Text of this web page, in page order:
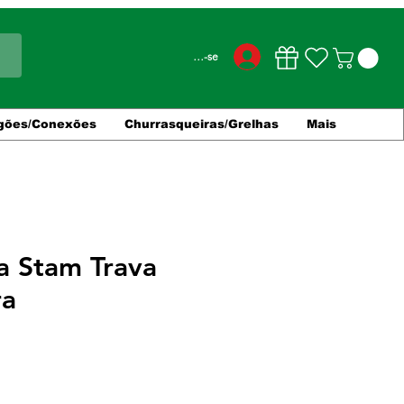
Conecte-se
Conexões Churrasqueiras/Grelhas Mais
Stam Trava